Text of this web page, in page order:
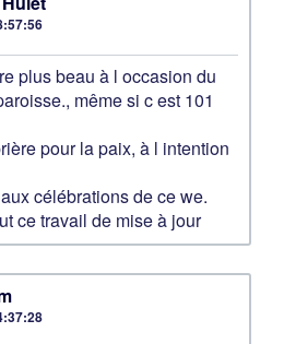
plus beau à l occasion du
même si c est 101
pour la paix, à l intention
célébrations de ce we.
ce travail de mise à jour